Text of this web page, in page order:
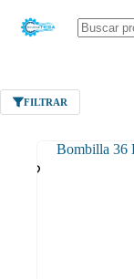
contenido
FILTRAR